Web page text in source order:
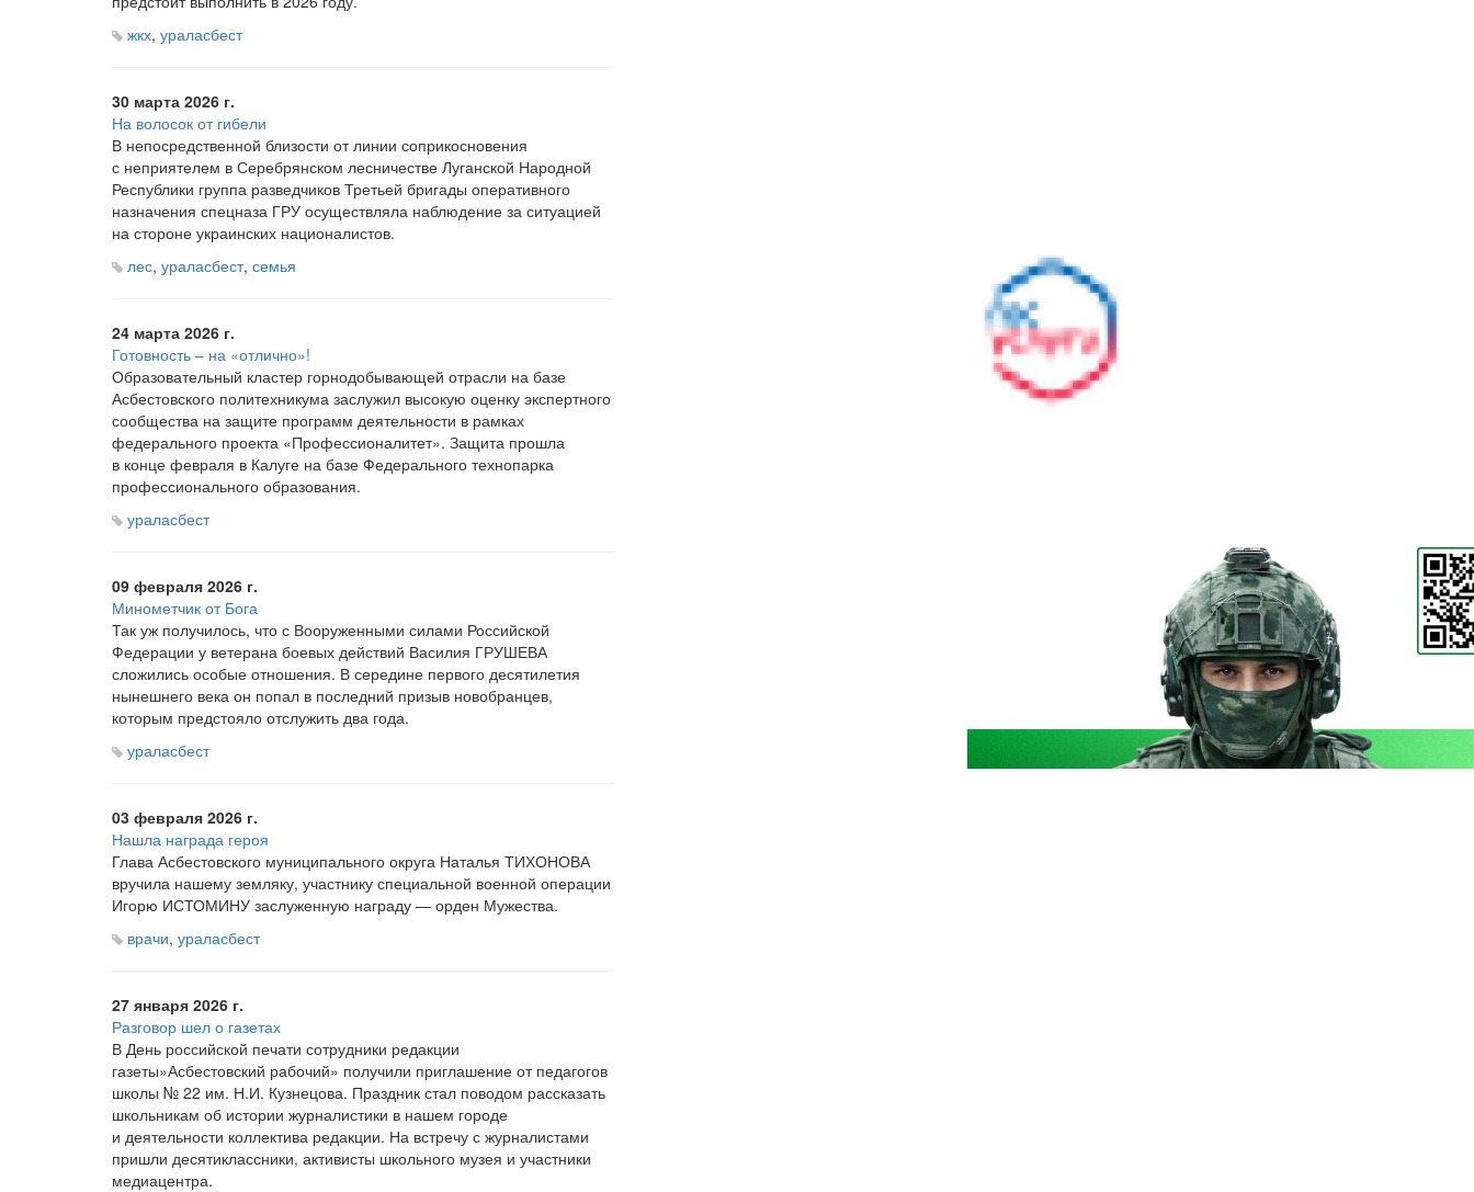
жкх, ураласбест
30 марта 2026 г.
На волосок от гибели
В непосредственной близости от линии соприкосновения
с неприятелем в Серебрянском лесничестве Луганской Народной
Республики группа разведчиков Третьей бригады оперативного
назначения спецназа ГРУ осуществляла наблюдение за ситуацией
на стороне украинских националистов.
лес, ураласбест, семья
24 марта 2026 г.
Готовность – на «отлично»!
Образовательный кластер горнодобывающей отрасли на базе
Асбестовского политехникума заслужил высокую оценку экспертного
сообщества на защите программ деятельности в рамках
федерального проекта «Профессионалитет». Защита прошла
в конце февраля в Калуге на базе Федерального технопарка
профессионального образования.
ураласбест
09 февраля 2026 г.
Минометчик от Бога
Так уж получилось, что с Вооруженными силами Российской
Федерации у ветерана боевых действий Василия ГРУШЕВА
сложились особые отношения. В середине первого десятилетия
нынешнего века он попал в последний призыв новобранцев,
которым предстояло отслужить два года.
ураласбест
03 февраля 2026 г.
Нашла награда героя
Глава Асбестовского муниципального округа Наталья ТИХОНОВА
вручила нашему земляку, участнику специальной военной операции
Игорю ИСТОМИНУ заслуженную награду — орден Мужества.
врачи, ураласбест
27 января 2026 г.
Разговор шел о газетах
В День российской печати сотрудники редакции
газеты»Асбестовский рабочий» получили приглашение от педагогов
школы № 22 им. Н.И. Кузнецова. Праздник стал поводом рассказать
школьникам об истории журналистики в нашем городе
и деятельности коллектива редакции. На встречу с журналистами
пришли десятиклассники, активисты школьного музея и участники
медиацентра.